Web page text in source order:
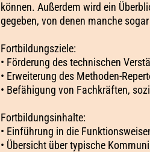
können. Außerdem wird ein
gegeben, von denen manche
Fortbildungsziele:
• Förderung des technischen
• Erweiterung des Methoden-
• Befähigung von Fachkräften,
Fortbildungsinhalte:
• Einführung in die
• Übersicht über typische